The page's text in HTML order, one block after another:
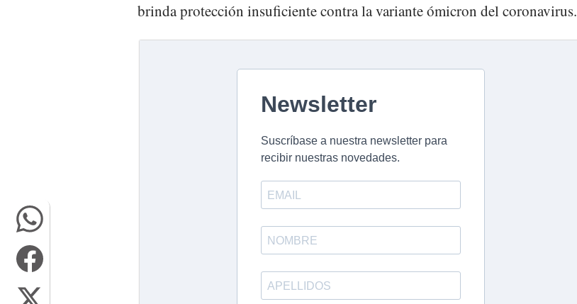
brinda protección insuficiente contra la variante ómicron del coronavirus.